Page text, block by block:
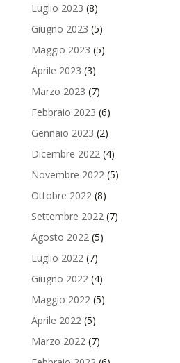
Luglio 2023 (8)
Giugno 2023 (5)
Maggio 2023 (5)
Aprile 2023 (3)
Marzo 2023 (7)
Febbraio 2023 (6)
Gennaio 2023 (2)
Dicembre 2022 (4)
Novembre 2022 (5)
Ottobre 2022 (8)
Settembre 2022 (7)
Agosto 2022 (5)
Luglio 2022 (7)
Giugno 2022 (4)
Maggio 2022 (5)
Aprile 2022 (5)
Marzo 2022 (7)